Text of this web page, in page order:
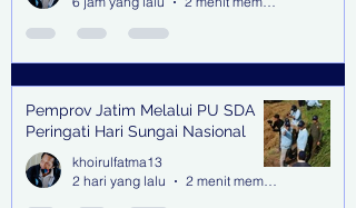
Pemprov Jatim Melalui PU SDA
Peringati Hari Sungai Nasional
khoirulfatma13
2 hari yang lalu
2 menit membaca